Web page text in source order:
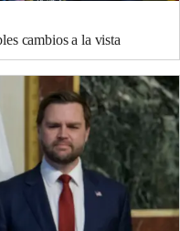
cambios a la vista